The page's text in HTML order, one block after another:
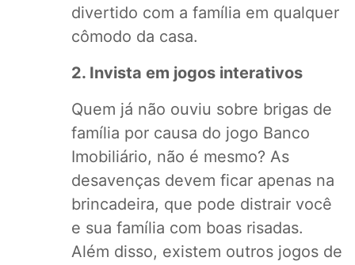
divertido com a família em qualquer
cômodo da casa.
2. Invista em jogos interativos
Quem já não ouviu sobre brigas de
família por causa do jogo Banco
Imobiliário, não é mesmo? As
desavenças devem ficar apenas na
brincadeira, que pode distrair você
e sua família com boas risadas.
Além disso, existem outros jogos de